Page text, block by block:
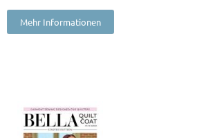
Mehr Informationen